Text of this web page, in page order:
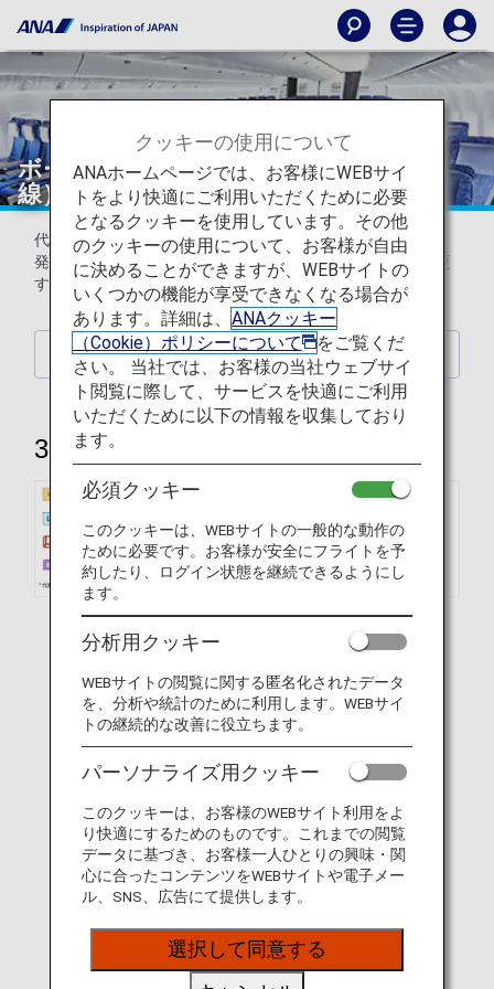
ボーイング777-200（772）（日本国内
線）
代表的な機材のみ掲載しています。
発着時刻・便名・機種・機材・運航会社はお断りなしに変更
する場合がございます。
機種一覧に戻る
392席
クッキーの使用について
ANAホームページでは、お客様にWEBサイ
トをより快適にご利用いただくために必要
となるクッキーを使用しています。その他
のクッキーの使用について、お客様が自由
に決めることができますが、WEBサイトの
いくつかの機能が享受できなくなる場合が
あります。詳細は、 ANAクッキー
（Cookie）ポリシーについて
をご覧くだ
さい。 当社では、お客様の当社ウェブサイ
ト閲覧に際して、サービスを快適にご利用
いただくために以下の情報を収集しており
ます。
必須クッキー
このクッキーは、WEBサイトの一般的な動作の
ために必要です。お客様が安全にフライトを予
約したり、ログイン状態を継続できるようにし
ます。
分析用クッキー
WEBサイトの閲覧に関する匿名化されたデータ
を、分析や統計のために利用します。WEBサイ
トの継続的な改善に役立ちます。
パーソナライズ用クッキー
このクッキーは、お客様のWEBサイト利用をよ
り快適にするためのものです。これまでの閲覧
データに基づき、お客様一人ひとりの興味・関
心に合ったコンテンツをWEBサイトや電子メー
ル、SNS、広告にて提供します。
選択して同意する